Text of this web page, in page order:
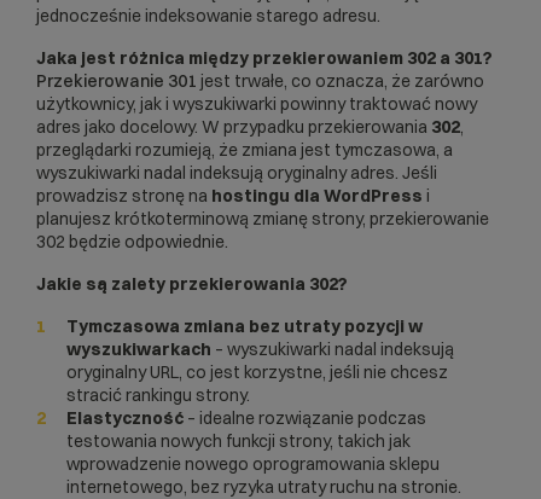
jednocześnie indeksowanie starego adresu.
Jaka jest różnica między przekierowaniem 302 a 301?
Przekierowanie 301 jest trwałe, co oznacza, że zarówno
użytkownicy, jak i wyszukiwarki powinny traktować nowy
adres jako docelowy. W przypadku przekierowania 302,
przeglądarki rozumieją, że zmiana jest tymczasowa, a
wyszukiwarki nadal indeksują oryginalny adres. Jeśli
prowadzisz stronę na hostingu dla WordPress i
planujesz krótkoterminową zmianę strony, przekierowanie
302 będzie odpowiednie.
Jakie są zalety przekierowania 302?
Tymczasowa zmiana bez utraty pozycji w
wyszukiwarkach – wyszukiwarki nadal indeksują
oryginalny URL, co jest korzystne, jeśli nie chcesz
stracić rankingu strony.
Elastyczność – idealne rozwiązanie podczas
testowania nowych funkcji strony, takich jak
wprowadzenie nowego oprogramowania sklepu
internetowego, bez ryzyka utraty ruchu na stronie.